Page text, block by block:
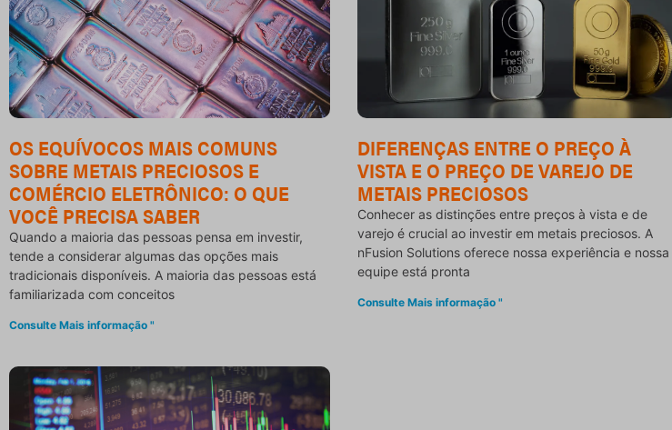
OS EQUÍVOCOS MAIS COMUNS
SOBRE METAIS PRECIOSOS E
COMÉRCIO ELETRÔNICO: O QUE
VOCÊ PRECISA SABER
Quando a maioria das pessoas pensa em investir,
tende a considerar algumas das opções mais
tradicionais disponíveis. A maioria das pessoas está
familiarizada com conceitos
Consulte Mais informação "
DIFERENÇAS ENTRE O PREÇO À
VISTA E O PREÇO DE VAREJO DE
METAIS PRECIOSOS
Conhecer as distinções entre preços à vista e de
varejo é crucial ao investir em metais preciosos. A
nFusion Solutions oferece nossa experiência e nossa
equipe está pronta
Consulte Mais informação "